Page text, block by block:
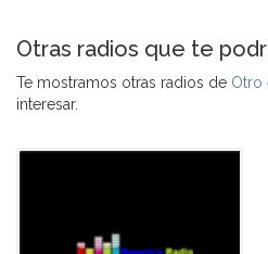
Otras radios que te
Te mostramos otras radios de Otro
interesar.